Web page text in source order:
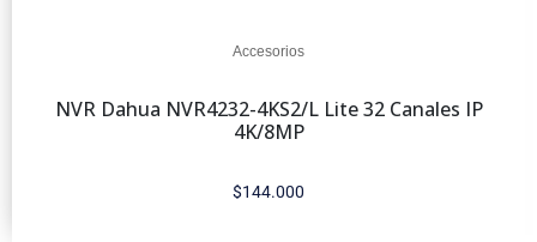
Accesorios
NVR Dahua NVR4232-4KS2/L Lite 32 Canales IP
4K/8MP
$144.000